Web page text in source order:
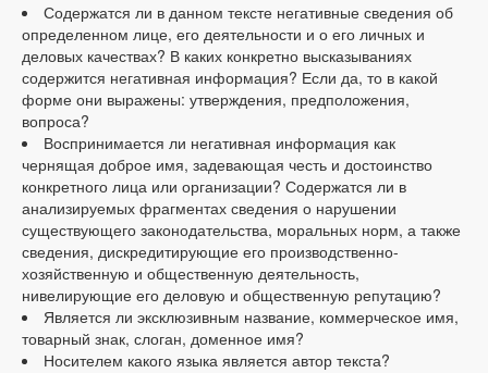
Содержатся ли в данном тексте негативные сведения об
определенном лице, его деятельности и о его личных и
деловых качествах? В каких конкретно высказываниях
содержится негативная информация? Если да, то в какой
форме они выражены: утверждения, предположения,
вопроса?
Воспринимается ли негативная информация как
чернящая доброе имя, задевающая честь и достоинство
конкретного лица или организации? Содержатся ли в
анализируемых фрагментах сведения о нарушении
существующего законодательства, моральных норм, а также
сведения, дискредитирующие его производственно-
хозяйственную и общественную деятельность,
нивелирующие его деловую и общественную репутацию?
Является ли эксклюзивным название, коммерческое имя,
товарный знак, слоган, доменное имя?
Носителем какого языка является автор текста?